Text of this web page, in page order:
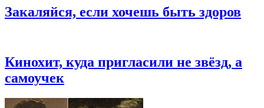
Закаляйся, если хочешь быть здоров
Кинохит, куда пригласили не звёзд, а
самоучек